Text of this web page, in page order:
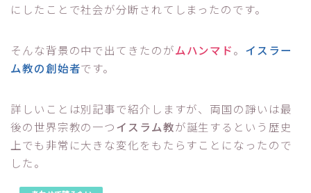
にしたことで社会が分断されてしまったのです。
そんな背景の中で出てきたのがムハンマド。 イスラー
ム教の創始者です。
詳しいことは別記事で紹介しますが、両国の諍いは最
後の世界宗教の一つイスラム教が誕生するという歴史
上でも非常に大きな変化をもたらすことになったので
した。